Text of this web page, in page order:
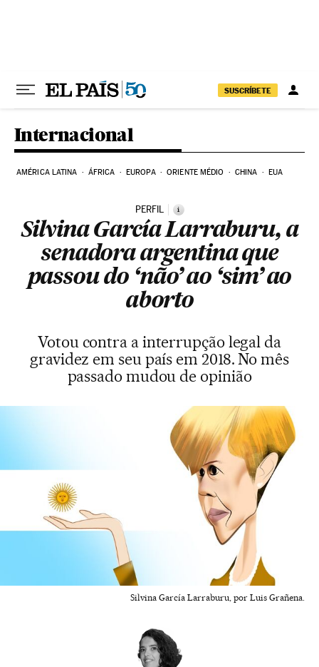
SUSCRÍBETE
Internacional
AMÉRICA LATINA ÁFRICA EUROPA ORIENTE MÉDIO CHINA EUA
PERFIL i
Silvina García Larraburu, a
senadora argentina que
passou do ‘não’ ao ‘sim’ ao
aborto
Votou contra a interrupção legal da
gravidez em seu país em 2018. No mês
passado mudou de opinião
Silvina García Larraburu, por Luis Grañena.